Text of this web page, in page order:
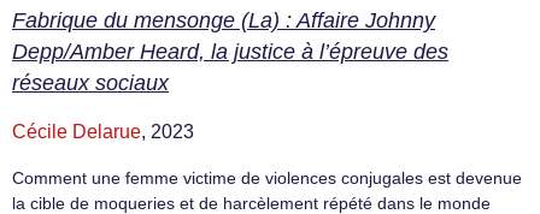
Fabrique du mensonge (La) : Affaire Johnny
Depp/Amber Heard, la justice à l’épreuve des
réseaux sociaux
Cécile Delarue, 2023
Comment une femme victime de violences conjugales est devenue
la cible de moqueries et de harcèlement répété dans le monde